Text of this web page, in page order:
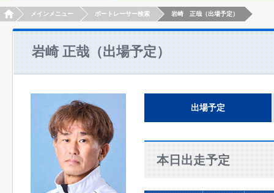
HOMEメインメニュー ボートレーサー検索 岩崎 正哉（出場予定）
岩崎 正哉（出場予定）
出場予定
本日出走予定